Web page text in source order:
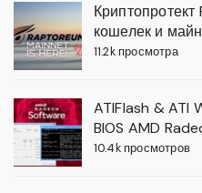
кошелек и
11.2k просмотра
ATIFlash & ATI
BIOS AMD
10.4k просмотров